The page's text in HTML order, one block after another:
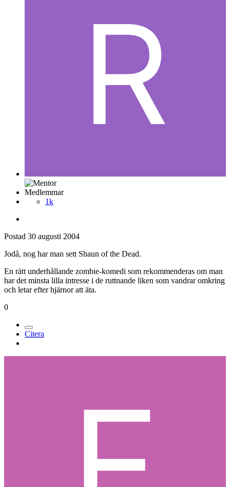
Medlemmar
1k
Postad 30 augusti 2004
Jodå, nog har man sett Shaun of the Dead.
En rätt underhållande zombie-komedi som rekommenderas om man
har det minsta lilla intresse i de ruttnande liken som vandrar omkring
och letar efter hjärnor att äta.
0
Citera